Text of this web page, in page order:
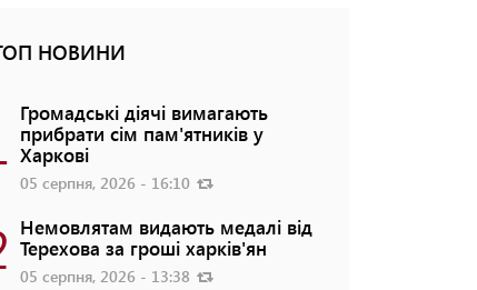
НОВИНИ
Громадські діячі вимагають
прибрати сім пам'ятників у
Харкові
05 серпня, 2026 - 16:10
Немовлятам видають медалі від
Терехова за гроші харків'ян
05 серпня, 2026 - 13:38